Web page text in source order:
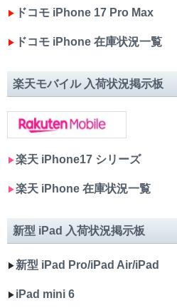
▶︎ ドコモ iPhone 17 Pro Max
▶︎ ドコモ iPhone 在庫状況一覧
楽天モバイル 入荷状況掲示板
▶︎楽天 iPhone17 シリーズ
▶︎楽天 iPhone 在庫状況一覧
新型 iPad 入荷状況掲示板
▶︎ 新型 iPad Pro/iPad Air/iPad
▶︎ iPad mini 6